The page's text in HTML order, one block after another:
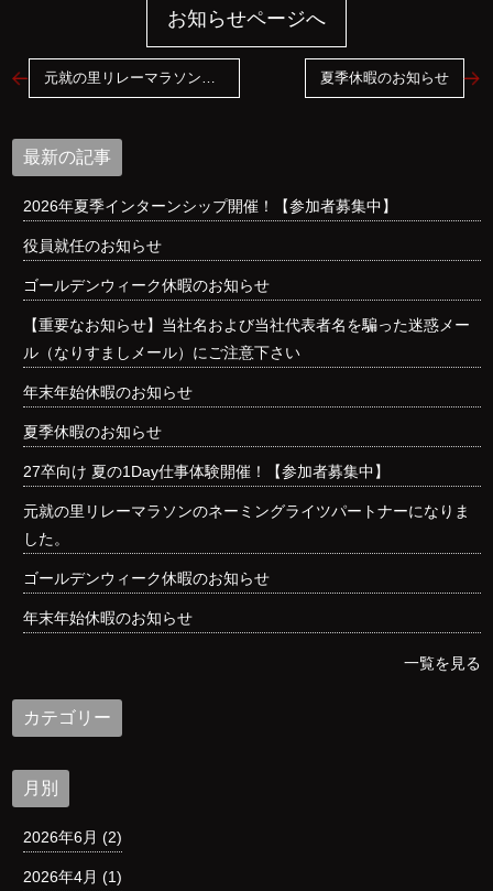
お知らせページへ
元就の里リレーマラソンのネーミングライツパートナーになりました。 夏季休暇のお知らせ
最新の記事
2026年夏季インターンシップ開催！【参加者募集中】
役員就任のお知らせ
ゴールデンウィーク休暇のお知らせ
【重要なお知らせ】当社名および当社代表者名を騙った迷惑メー
ル（なりすましメール）にご注意下さい
年末年始休暇のお知らせ
夏季休暇のお知らせ
27卒向け 夏の1Day仕事体験開催！【参加者募集中】
元就の里リレーマラソンのネーミングライツパートナーになりま
した。
ゴールデンウィーク休暇のお知らせ
年末年始休暇のお知らせ
一覧を見る
カテゴリー
月別
2026年6月 (2)
2026年4月 (1)